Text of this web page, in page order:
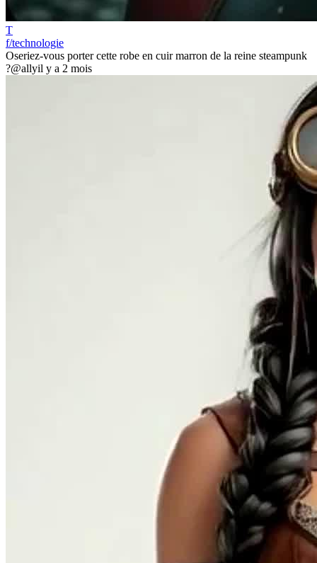
T
f/technologie
Oseriez-vous porter cette robe en cuir marron de la reine steampunk
?@allyil y a 2 mois